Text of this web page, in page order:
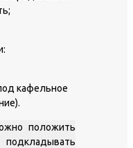
кафельное
положить